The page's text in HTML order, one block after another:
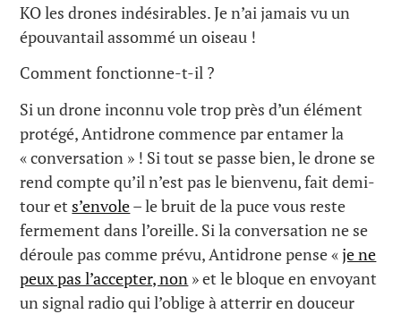
KO les drones indésirables. Je n’ai jamais vu un
épouvantail assommé un oiseau !
Comment fonctionne-t-il ?
Si un drone inconnu vole trop près d’un élément
protégé, Antidrone commence par entamer la
« conversation » ! Si tout se passe bien, le drone se
rend compte qu’il n’est pas le bienvenu, fait demi-
tour et s’envole– le bruit de la puce vous reste
fermement dans l’oreille. Si la conversation ne se
déroule pas comme prévu, Antidrone pense «je ne
peux pas l’accepter, non » et le bloque en envoyant
un signal radio qui l’oblige à atterrir en douceur